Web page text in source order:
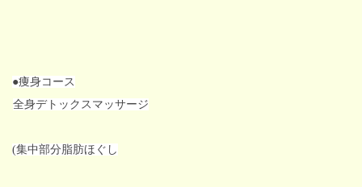
●痩身コース
全身デトックスマッサージ
(集中部分脂肪ほぐし